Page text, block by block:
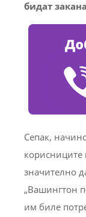
бидат
Сепак,
корисниците
значително
„Вашингтон
им биле